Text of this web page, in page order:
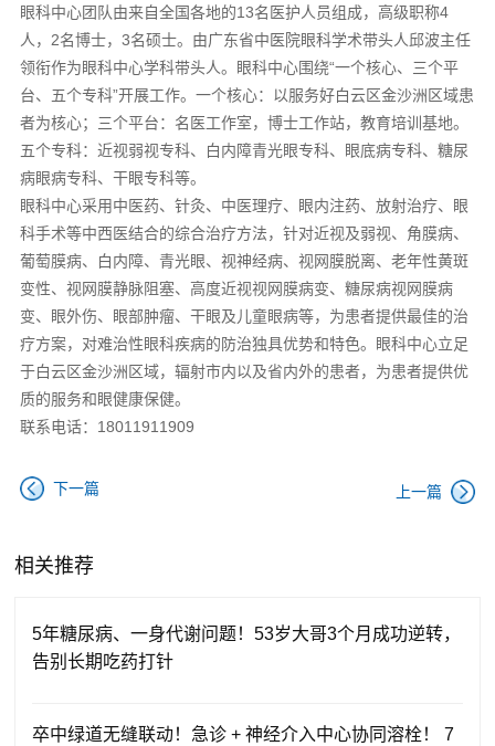
眼科中心团队由来自全国各地的13名医护人员组成，高级职称4
人，2名博士，3名硕士。由广东省中医院眼科学术带头人邱波主任
领衔作为眼科中心学科带头人。眼科中心围绕“一个核心、三个平
台、五个专科”开展工作。一个核心：以服务好白云区金沙洲区域患
者为核心；三个平台：名医工作室，博士工作站，教育培训基地。
五个专科：近视弱视专科、白内障青光眼专科、眼底病专科、糖尿
病眼病专科、干眼专科等。
眼科中心采用中医药、针灸、中医理疗、眼内注药、放射治疗、眼
科手术等中西医结合的综合治疗方法，针对近视及弱视、角膜病、
葡萄膜病、白内障、青光眼、视神经病、视网膜脱离、老年性黄斑
变性、视网膜静脉阻塞、高度近视视网膜病变、糖尿病视网膜病
变、眼外伤、眼部肿瘤、干眼及儿童眼病等，为患者提供最佳的治
疗方案，对难治性眼科疾病的防治独具优势和特色。眼科中心立足
于白云区金沙洲区域，辐射市内以及省内外的患者，为患者提供优
质的服务和眼健康保健。
联系电话：18011911909
下一篇 上一篇
相关推荐
5年糖尿病、一身代谢问题！53岁大哥3个月成功逆转，
告别长期吃药打针
卒中绿道无缝联动！急诊 + 神经介入中心协同溶栓！ 7